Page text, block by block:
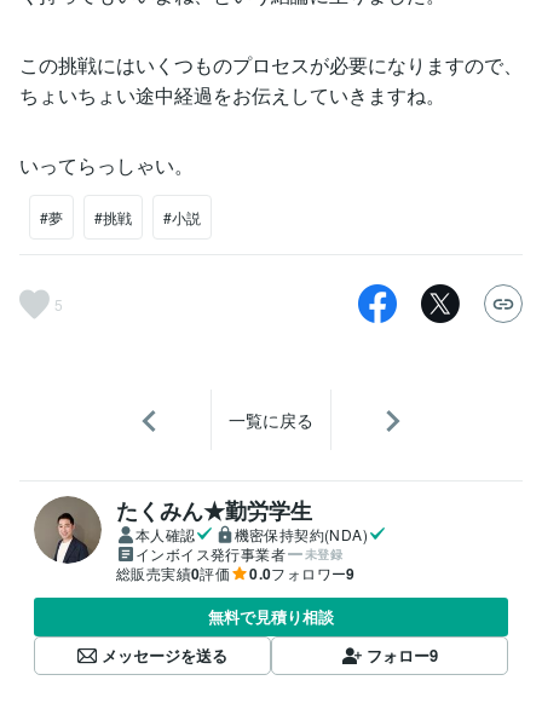
この挑戦にはいくつものプロセスが必要になりますので、
ちょいちょい途中経過をお伝えしていきますね。
いってらっしゃい。
#夢 #挑戦 #小説
5
一覧に戻る
たくみん★勤労学生
本人確認
機密保持契約(NDA)
インボイス発行事業者
未登録
総販売実績0評価 0.0フォロワー9
無料で見積り相談
メッセージを送る
フォロー9